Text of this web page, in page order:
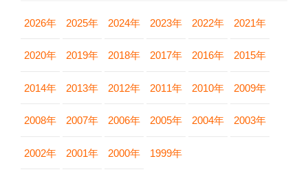
2026年 2025年 2024年 2023年 2022年 2021年
2020年 2019年 2018年 2017年 2016年 2015年
2014年 2013年 2012年 2011年 2010年 2009年
2008年 2007年 2006年 2005年 2004年 2003年
2002年 2001年 2000年 1999年